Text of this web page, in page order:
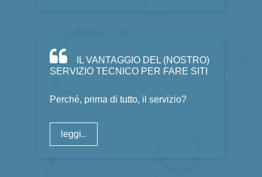
IL VANTAGGIO DEL (NOSTRO)
SERVIZIO TECNICO PER FARE SITI
Perché, prima di tutto, il servizio?
leggi..